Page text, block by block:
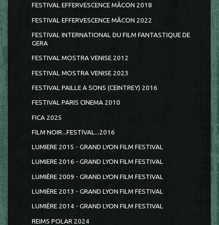
FESTIVAL EFFERVESCENCE MÂCON 2018
FESTIVAL EFFERVESCENCE MÂCON 2022
FESTIVAL INTERNATIONAL DU FILM FANTASTIQUE DE
GERA
FESTIVAL MOSTRA VENISE 2012
FESTIVAL MOSTRA VENISE 2023
FESTIVAL PAILLE A SONS (CEINTREY) 2016
FESTIVAL PARIS CINEMA 2010
FICA 2025
FILM NOIR...FESTIVAL...2016
LUMIERE 2015 - GRAND LYON FILM FESTIVAL
LUMIERE 2016 - GRAND LYON FILM FESTIVAL
LUMIÈRE 2009 - GRAND LYON FILM FESTIVAL
LUMIÈRE 2013 - GRAND LYON FILM FESTIVAL
LUMIÈRE 2014 - GRAND LYON FILM FESTIVAL
REIMS POLAR 2024